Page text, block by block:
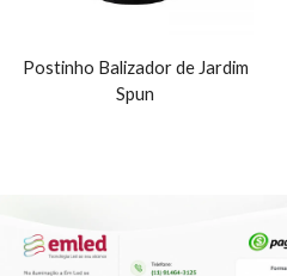
Postinho Balizador de Jardim
Spun